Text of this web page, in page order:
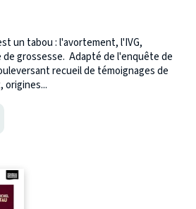
un tabou : l'avortement, l'IVG,
grossesse. Adapté de l'enquête de
recueil de témoignages de
origines...